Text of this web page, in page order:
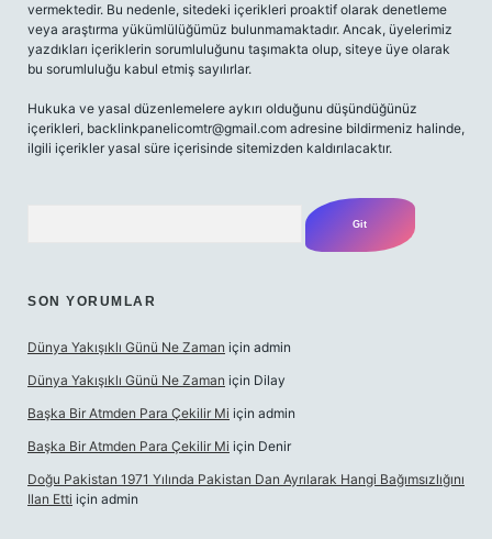
vermektedir. Bu nedenle, sitedeki içerikleri proaktif olarak denetleme
veya araştırma yükümlülüğümüz bulunmamaktadır. Ancak, üyelerimiz
yazdıkları içeriklerin sorumluluğunu taşımakta olup, siteye üye olarak
bu sorumluluğu kabul etmiş sayılırlar.
Hukuka ve yasal düzenlemelere aykırı olduğunu düşündüğünüz
içerikleri, backlinkpanelicomtr@gmail.com adresine bildirmeniz halinde,
ilgili içerikler yasal süre içerisinde sitemizden kaldırılacaktır.
SON YORUMLAR
Dünya Yakışıklı Günü Ne Zaman için admin
Dünya Yakışıklı Günü Ne Zaman için Dilay
Başka Bir Atmden Para Çekilir Mi için admin
Başka Bir Atmden Para Çekilir Mi için Denir
Doğu Pakistan 1971 Yılında Pakistan Dan Ayrılarak Hangi Bağımsızlığını
Ilan Etti için admin